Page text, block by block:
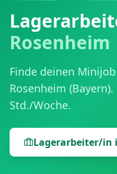
Rosenheim
Finde deinen
Rosenheim (Bayern).
Std./Woche.
Lagerarbeiter/in